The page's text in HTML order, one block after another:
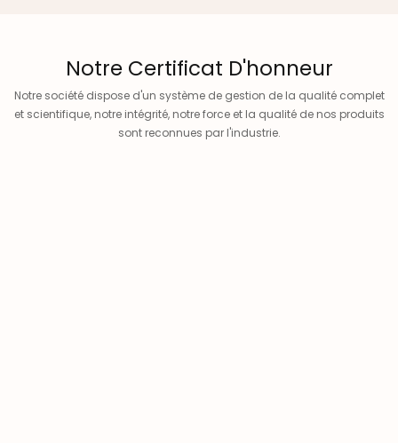
Notre Certificat D'honneur
Notre société dispose d'un système de gestion de la qualité complet
et scientifique, notre intégrité, notre force et la qualité de nos produits
sont reconnues par l'industrie.